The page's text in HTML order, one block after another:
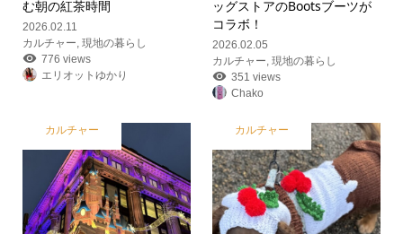
む朝の紅茶時間
2026.02.11
カルチャー, 現地の暮らし
776 views
エリオットゆかり
ッグストアのBootsブーツが
コラボ！
2026.02.05
カルチャー,現地の暮らし
351 views
Chako
カルチャー カルチャー